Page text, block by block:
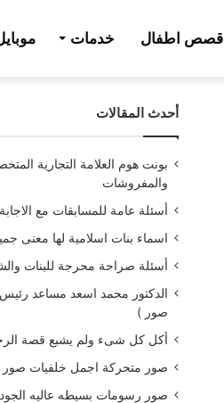
قصص اطفال خدمات
أحدث المقالات
بونت هوم العلامة التجارية
والمفروشات
أسئلة عامة للمسابقات مع الاجابة اكثر
اسماء بنات اسلامية لها معنى
أسئلة صراحة محرجة للبنات والشباب
الدكتور محمد اسعد مساعد
صور )
أكل كل شىء ولم يشبع قصة
صور متحركة اجمل خلفيات صور
صور رسومات بسيطه عاليه